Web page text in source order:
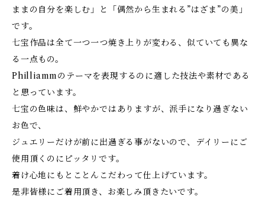
ままの自分を楽しむ」と「偶然から生まれる”はざま”の美」
です。
七宝作品は全て一つ一つ焼き上りが変わる、似ていても異な
る一点もの。
Philliammのテーマを表現するのに適した技法や素材である
と思っています。
七宝の色味は、鮮やかではありますが、派手になり過ぎない
お色で、
ジュエリーだけが前に出過ぎる事がないので、デイリーにご
使用頂くのにピッタリです。
着け心地にもとことんこだわって仕上げています。
是非皆様にご着用頂き、お楽しみ頂きたいです。